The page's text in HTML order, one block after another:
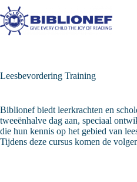
Ga
naar
de
inhoud
Leesbevordering Training
Biblionef biedt leerkrachten en
tweeënhalve dag aan, speciaal
die hun kennis op het gebied van
Tijdens deze cursus komen de